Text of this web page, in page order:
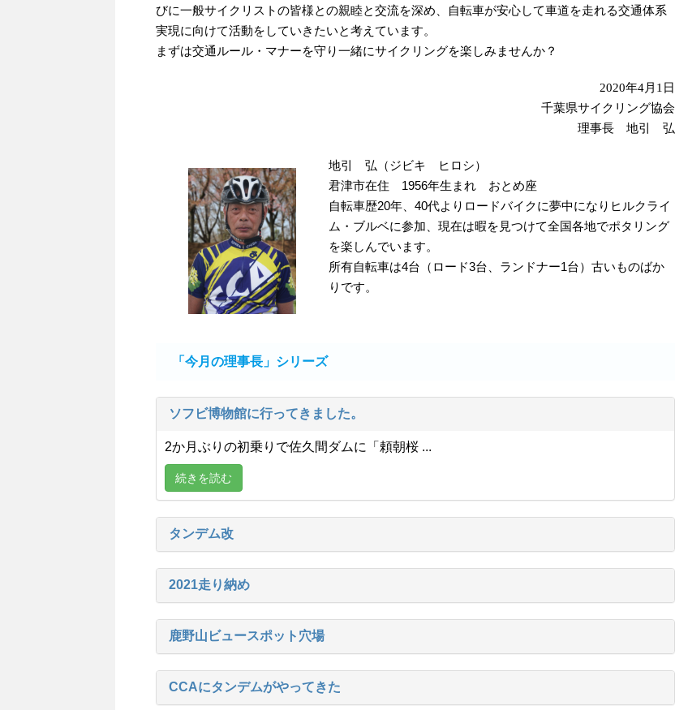
びに一般サイクリストの皆様との親睦と交流を深め、自転車が安心して車道を走れる交通体系
実現に向けて活動をしていきたいと考えています。
まずは交通ルール・マナーを守り一緒にサイクリングを楽しみませんか？
2020年4月1日
千葉県サイクリング協会
理事長 地引 弘
地引 弘（ジビキ ヒロシ）
君津市在住 1956年生まれ おとめ座
自転車歴20年、40代よりロードバイクに夢中になりヒルクライ
ム・ブルベに参加、現在は暇を見つけて全国各地でポタリング
を楽しんでいます。
所有自転車は4台（ロード3台、ランドナー1台）古いものばか
りです。
「今月の理事長」シリーズ
ソフビ博物館に行ってきました。
2か月ぶりの初乗りで佐久間ダムに「頼朝桜 ...
続きを読む
タンデム改
2021走り納め
鹿野山ビュースポット穴場
CCAにタンデムがやってきた